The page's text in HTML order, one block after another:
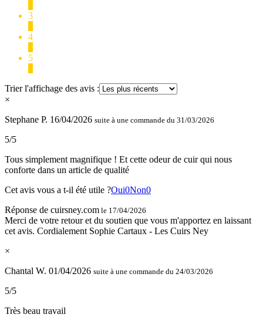
3
4
5
Trier l'affichage des avis :
×
Stephane P. 16/04/2026 suite à une commande du 31/03/2026
5/5
Tous simplement magnifique ! Et cette odeur de cuir qui nous
conforte dans un article de qualité
Cet avis vous a t-il été utile ?Oui0Non0
Réponse de cuirsney.com le 17/04/2026
Merci de votre retour et du soutien que vous m'apportez en laissant
cet avis. Cordialement Sophie Cartaux - Les Cuirs Ney
×
Chantal W. 01/04/2026 suite à une commande du 24/03/2026
5/5
Très beau travail